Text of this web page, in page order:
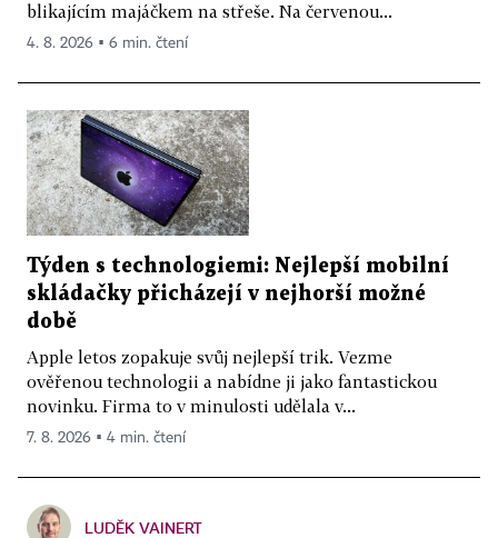
blikajícím majáčkem na střeše. Na červenou...
4. 8. 2026 ▪ 6 min. čtení
Týden s technologiemi: Nejlepší mobilní
skládačky přicházejí v nejhorší možné
době
Apple letos zopakuje svůj nejlepší trik. Vezme
ověřenou technologii a nabídne ji jako fantastickou
novinku. Firma to v minulosti udělala v...
7. 8. 2026 ▪ 4 min. čtení
LUDĚK VAINERT